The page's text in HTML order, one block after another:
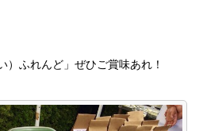
ふれんど」ぜひご賞味あれ！